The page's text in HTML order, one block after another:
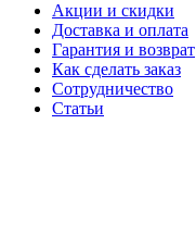
Акции и скидки
Доставка и оплата
Гарантия и возврат
Как сделать заказ
Сотрудничество
Статьи